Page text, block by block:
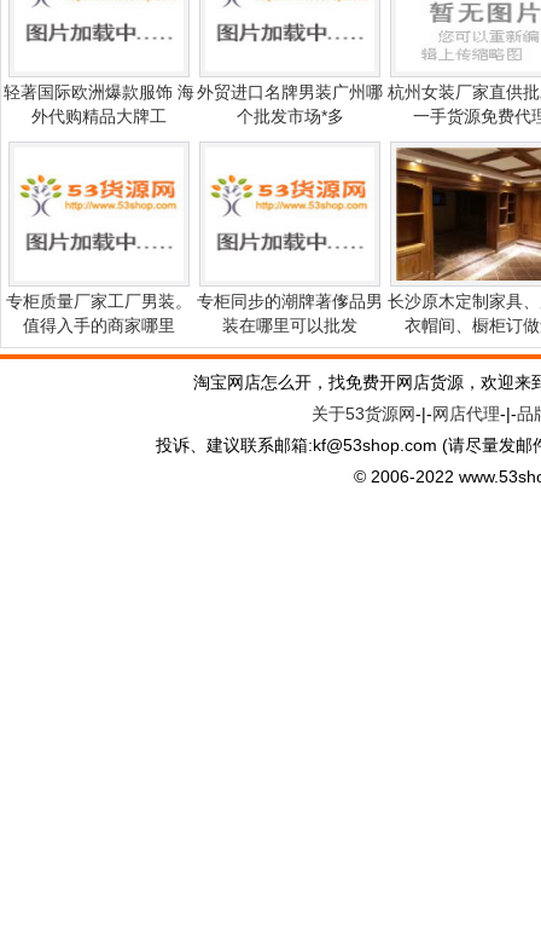
轻著国际欧洲爆款服饰 海
外代购精品大牌工
外贸进口名牌男装广州哪
个批发市场*多
杭州女装厂家直供
一手货源免费代
专柜质量厂家工厂男装。
值得入手的商家哪里
专柜同步的潮牌著偧品男
装在哪里可以批发
长沙原木定制家具
衣帽间、橱柜订
淘宝网店怎么开，找免费开网店货源，欢迎
关于53货源网-|-网店代理-|-品
投诉、建议联系邮箱:kf@53shop.com (请尽量发
© 2006-2022